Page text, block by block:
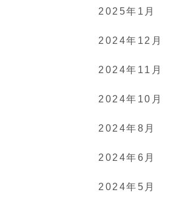
2025年1月
2024年12月
2024年11月
2024年10月
2024年8月
2024年6月
2024年5月